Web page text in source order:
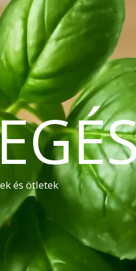
és ötletek